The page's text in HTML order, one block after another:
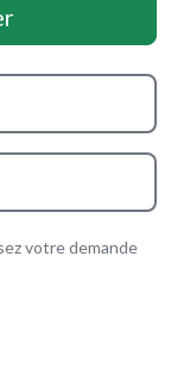
votre demande